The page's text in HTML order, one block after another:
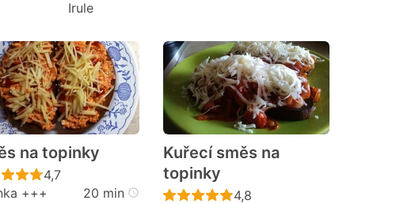
Irule
na topinky
Recept ještě nebyl hodnocen
4,7
+++
20 min
Kuřecí směs na
topinky
Recept ještě nebyl hodnocen
4,8